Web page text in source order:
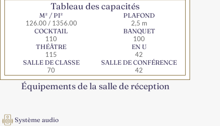
Tableau des capacités
M² / PI²
126.00 / 1356.00
PLAFOND
2,5 m
COCKTAIL
110
BANQUET
100
THÉÂTRE
115
EN U
42
SALLE DE CLASSE
70
SALLE DE CONFÉRENCE
42
Équipements de la salle de réception
Système audio